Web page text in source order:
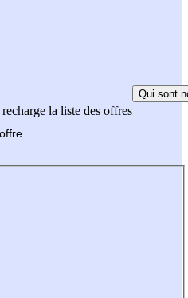
la liste des offres
Qui sont